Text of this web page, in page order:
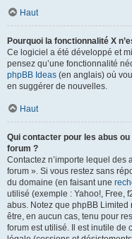
Haut
Pourquoi la fonctionnalité X
Ce logiciel a été développé et
pensez qu’une fonctionnalité
phpBB Ideas (en anglais) où
en suggérer de nouvelles.
Haut
Qui contacter pour les abus
forum ?
Contactez n’importe lequel des
forum ». Si vous restez sans
du domaine (en faisant une
utilisé (exemple : Yahoo!, Free,
abus. Notez que phpBB Limited
être, en aucun cas, tenu pour
forum est utilisé. Il est inutile de